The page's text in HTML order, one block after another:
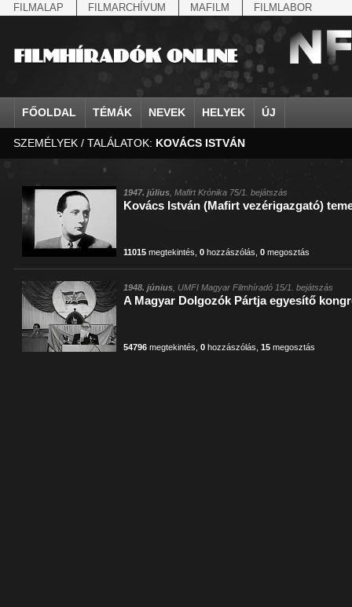
FILMALAP FILMARCHÍVUM MAFILM FILMLABOR
FŐOLDAL TÉMÁK NEVEK HELYEK ÚJ
agrárium
államfő
államosítás
Állatkert
állatvilág
amerikai magyarok
Anschluss
antant
antant
április 4.
arisztokrácia
IV. Béla, magyar királ...
Aarons-Hughes, Ruth
Abe Nobuyuki
Aczél György
Aczél Ilona
Ádám Zoltán
Ady Endre
Agárdi Gábor
Ágotai Géza, dr.
Aimone savoya-
Albert Ferenc
Albert Ferenc
Aarau
Abapuszta
Abony
Ácsteszér
Addisz-Abeba
Adony
Adua
Afrika
Alag
Albánia
SZEMÉLYEK / TALÁLATOK: KOVÁCS ISTVÁN
1947. július , Mafirt Krónika 75/1. bejátszás
Kovács István (Mafirt vezérigazgató)
11015 megtekintés ,0 hozzászólás ,0 megosztás
1948. június , UMFI Magyar Filmhíradó 15/1. bejátszás
A Magyar Dolgozók Pártja egyesítő
54796 megtekintés ,0 hozzászólás ,15 megosztás